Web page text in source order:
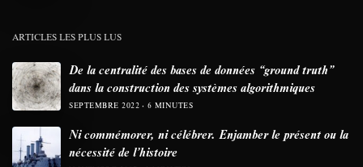
ARTICLES LES PLUS LUS
De la centralité des bases de données “ground truth”
dans la construction des systèmes algorithmiques
SEPTEMBRE 2022 6 MINUTES
Ni commémorer, ni célébrer. Enjamber le présent ou la
nécessité de l’histoire